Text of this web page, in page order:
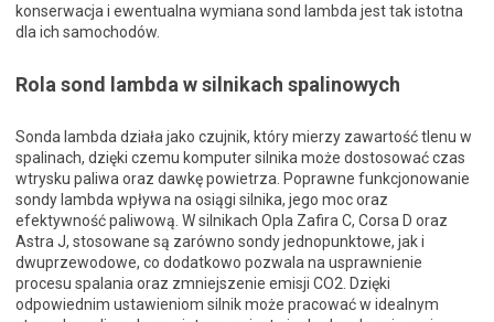
konserwacja i ewentualna wymiana sond lambda jest tak istotna
dla ich samochodów.
Rola sond lambda w silnikach spalinowych
Sonda lambda działa jako czujnik, który mierzy zawartość tlenu w
spalinach, dzięki czemu komputer silnika może dostosować czas
wtrysku paliwa oraz dawkę powietrza. Poprawne funkcjonowanie
sondy lambda wpływa na osiągi silnika, jego moc oraz
efektywność paliwową. W silnikach Opla Zafira C, Corsa D oraz
Astra J, stosowane są zarówno sondy jednopunktowe, jak i
dwuprzewodowe, co dodatkowo pozwala na usprawnienie
procesu spalania oraz zmniejszenie emisji CO2. Dzięki
odpowiednim ustawieniom silnik może pracować w idealnym